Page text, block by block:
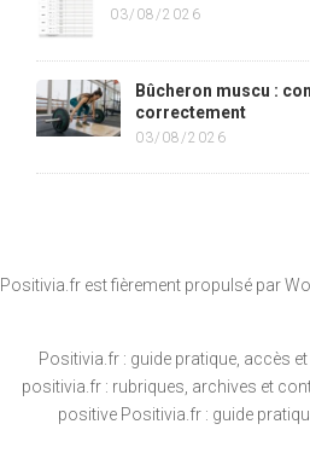
03/08/2026
Bûcheron muscu :
correctement
03/08/2026
Positivia.fr est fièrement propulsé par
Positivia.fr : guide pratique, accès
positivia.fr : rubriques, archives et
positive Positivia.fr : guide